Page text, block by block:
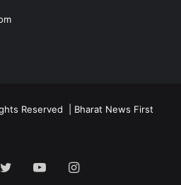
Reserved | Bharat News First
Twitter YouTubeInstagram